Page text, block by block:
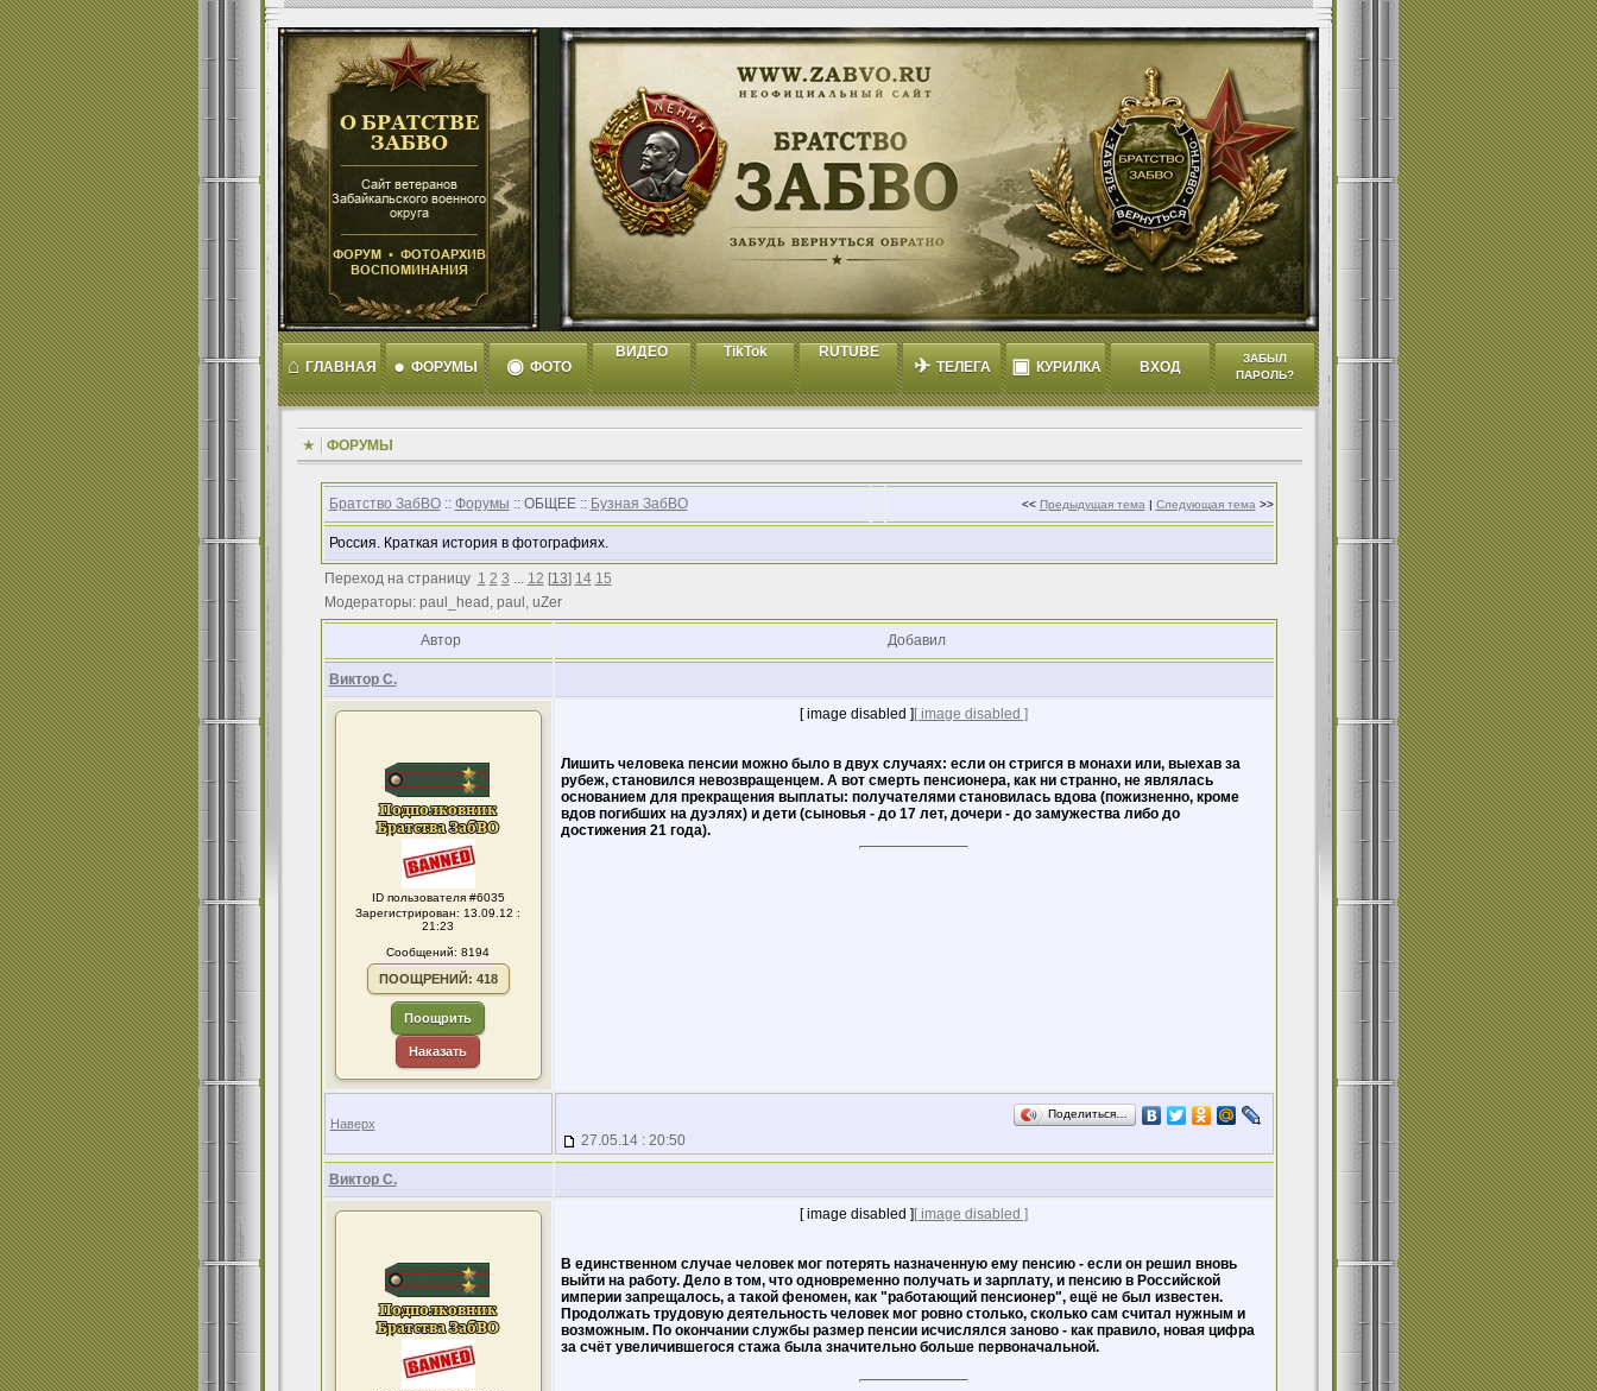
⌂ ГЛАВНАЯ ● ФОРУМЫ ◉ ФОТО
ВИДЕО TikTok RUTUBE
✈ ТЕЛЕГА ▣ КУРИЛКА ВХОД
ЗАБЫЛ
ПАРОЛЬ?
ФОРУМЫ
Братство ЗабВО:: Форумы :: ОБЩЕЕ :: Бузная ЗабВО << Предыдущая тема | Следующая тема >>
Россия. Краткая история в фотографиях.
Переход на страницу 1 2 3 ... 12 [13] 14 15
Модераторы: paul_head, paul, uZer
Автор Добавил
Виктор С.
ID пользователя #6035
Зарегистрирован: 13.09.12 :
21:23
Сообщений: 8194
ПООЩРЕНИЙ: 418
Поощрить
Наказать
[ image disabled ] [ image disabled ]
Лишить человека пенсии можно было в двух случаях: если он стригся в монахи или, выехав за
рубеж, становился невозвращенцем. А вот смерть пенсионера, как ни странно, не являлась
основанием для прекращения выплаты: получателями становилась вдова (пожизненно, кроме
вдов погибших на дуэлях) и дети (сыновья - до 17 лет, дочери - до замужества либо до
достижения 21 года).
Наверх
Поделиться…
27.05.14 : 20:50
Виктор С.
[ image disabled ] [ image disabled ]
В единственном случае человек мог потерять назначенную ему пенсию - если он решил вновь
выйти на работу. Дело в том, что одновременно получать и зарплату, и пенсию в Российской
империи запрещалось, а такой феномен, как "работающий пенсионер", ещё не был известен.
Продолжать трудовую деятельность человек мог ровно столько, сколько сам считал нужным и
возможным. По окончании службы размер пенсии исчислялся заново - как правило, новая цифра
за счёт увеличившегося стажа была значительно больше первоначальной.